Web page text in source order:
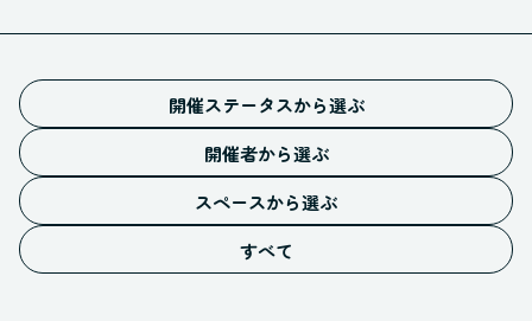
開催ステータスから選ぶ
予告
募集中
開催中
満員御礼
開催終了
開催者から選ぶ
施設イベント
お客様イベント
すべての開催者
スペースから選ぶ
ホール
スタジオ
すべて